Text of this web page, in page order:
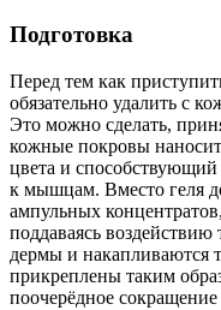
Подготовка
Перед тем как
обязательно удалить с
Это можно сделать,
кожные покровы
цвета и
к мышцам. Вместо геля
ампульных
поддаваясь
дермы и накапливаются
прикреплены таким
поочерёдное